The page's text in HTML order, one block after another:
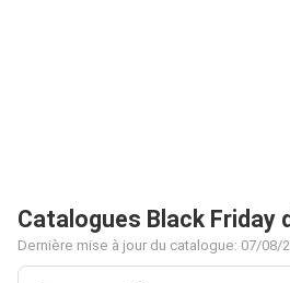
Catalogues Black Friday
Dernière mise à jour du catalogue: 07/08/